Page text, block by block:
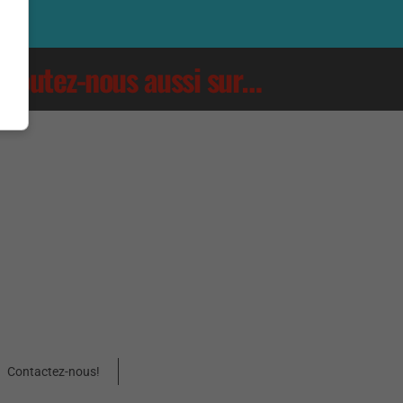
Écoutez-nous aussi sur…
Contactez-nous!